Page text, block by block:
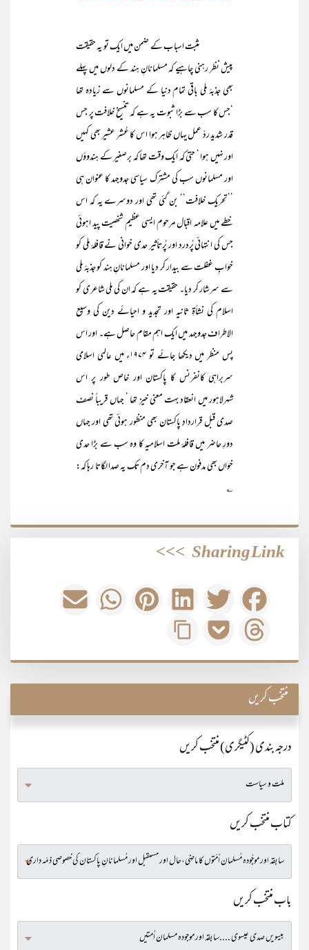
مثبت اسباب کے ضمن میں ایک تو یہ حقیقت
پیش نظر رہنی چاہیے کہ مسلمانانِ ہند کے دلوں میں پہلے
بھی جذبۂ ملی باقی تمام دنیا کے مسلمانوں سے زیادہ تھا
‘جس کا سب سے بڑا ثبوت یہ ہے کہ تنسیخ خلافت پر جس
قدر شدید ردّ عمل یہاں ظاہر ہوا اس کا عُشر عشیر بھی کہیں
اور نہیں ہوا ‘ حتیٰ کہ ایک وقت تھا کہ برصغیر کے ہندوؤں
اور مسلمانوں سب کی مشترک سیاسی جدوجہد کا عنوان ہی
’’تحریک خلافت‘‘ بن گئی تھی اور دوسرے یہ کہ اس
خطے میں علامہ اقبال مرحوم ایسی عظیم شخصیت پید اہوئی
جس کی انتہائی پُردرد اور پُرتأثیر حدی خوانی نے قافلۂ ملی کو
خوابِ غفلت سے بیدار کر دیا اور مسلمانانِ ہند کو جذبۂ ملی
سے سرشار کر دیا۔ حقیقت یہ ہے کہ ان کی ملی شاعری کو
اسلام کی نشأۃِ ثانیہ اور تجدید و احیائے دین کی وسیع
الاطراف جدوجہد میں ایک اہم مقام حاصل ہے۔ اور اس
پس منظر میں دیکھا جائے تو ۱۹۷۴ء میں عالمی اسلامی
سربراہی کانفرنس کا پاکستان اور خاص طور پر اس
شہرلاہور میں انعقاد بہت معنی خیز تھا ‘ جہاں قریباً نصف
صدی قبل قراردادِ پاکستان بھی منظور ہوئی تھی اور جہاں
دورِ حاضر میں قافلۂ ملت اسلامیہ کا وہ سب سے بڑا حدی
خواں بھی مدفون ہے جو آخری دم تک یہ صدا لگاتا رہا کہ:
؎
Sharing Link
>>>
منتخب کریں
درجہ بندی (کٹیگری) منتخب کریں
کتاب منتخب کریں
باب منتخب کریں